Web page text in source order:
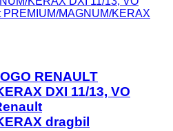
MAGNUM/KERAX
RENAULT
DXI 11/13, VO
dragbil